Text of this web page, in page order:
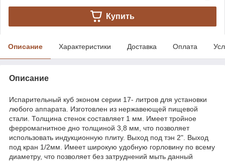
Купить
Описание Характеристики Доставка Оплата
Описание
Испарительный куб эконом серии 17- литров для установки
любого аппарата. Изготовлен из нержавеющей пищевой
стали. Толщина стенок составляет 1 мм. Имеет тройное
ферромагнитное дно толщиной 3,8 мм, что позволяет
использовать индукционную плиту. Выход под тэн 2". Выход
под кран 1/2мм. Имеет широкую удобную горловину по всему
диаметру, что позволяет без затруднений мыть данный